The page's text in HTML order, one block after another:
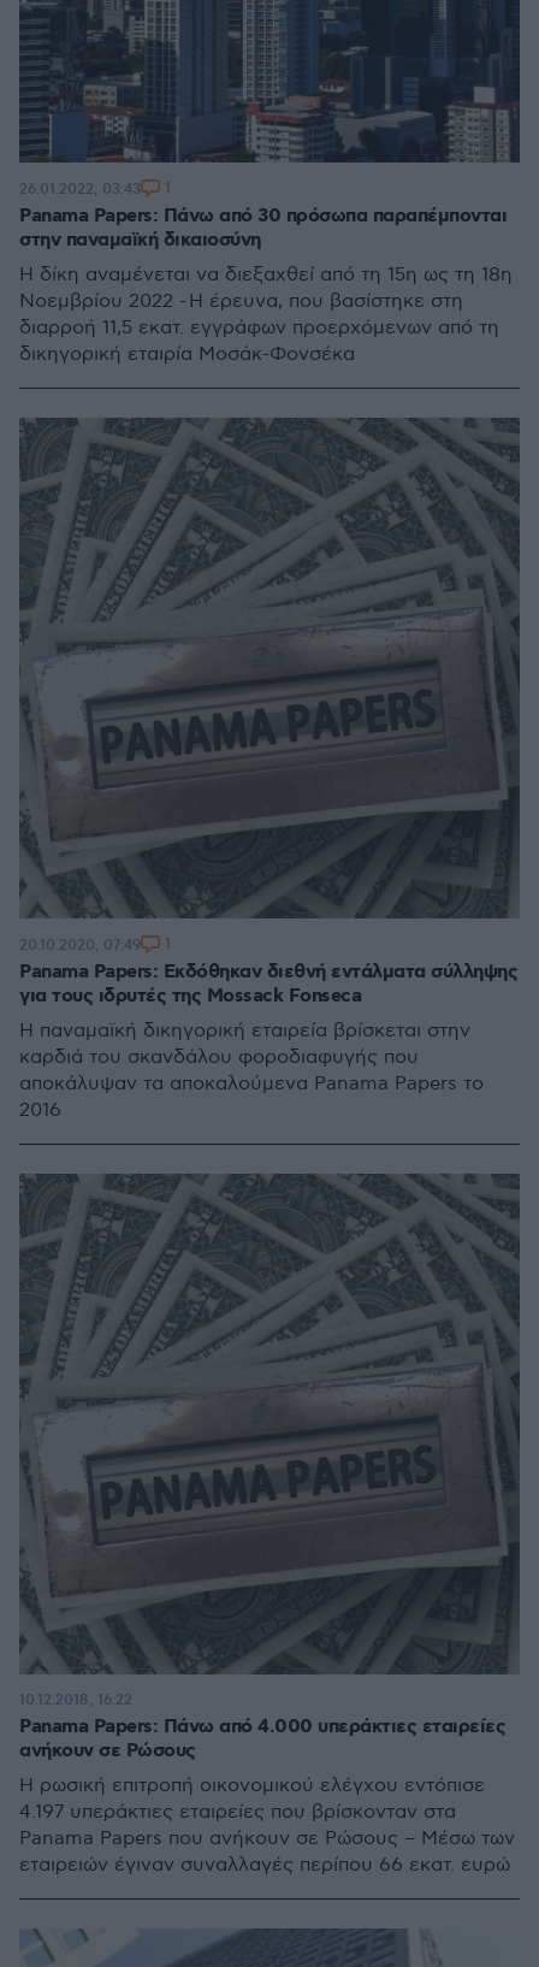
Panama Papers: Πάνω από 30 πρόσωπα παραπέμπονται
στην παναμαϊκή δικαιοσύνη
Η δίκη αναμένεται να διεξαχθεί από τη 15η ως τη 18η
Νοεμβρίου 2022 - Η έρευνα, που βασίστηκε στη
διαρροή 11,5 εκατ. εγγράφων προερχόμενων από τη
δικηγορική εταιρία Μοσάκ-Φονσέκα
26.01.2022, 03:43 1
Panama Papers: Εκδόθηκαν διεθνή εντάλματα σύλληψης
για τους ιδρυτές της Mossack Fonseca
Η παναμαϊκή δικηγορική εταιρεία βρίσκεται στην
καρδιά του σκανδάλου φοροδιαφυγής που
αποκάλυψαν τα αποκαλούμενα Panama Papers το
2016
20.10.2020, 07:49 1
Panama Papers: Πάνω από 4.000 υπεράκτιες εταιρείες
ανήκουν σε Ρώσους
Η ρωσική επιτροπή οικονομικού ελέγχου εντόπισε
4.197 υπεράκτιες εταιρείες που βρίσκονταν στα
Panama Papers που ανήκουν σε Ρώσους – Μέσω των
εταιρειών έγιναν συναλλαγές περίπου 66 εκατ. ευρώ
10.12.2018, 16:22